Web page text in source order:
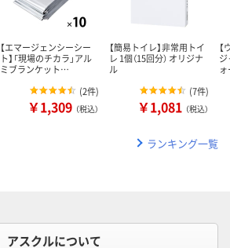
【エマージェンシーシー
ト】「現場のチカラ」アル
ミブランケット…
(2件)
￥1,309 （税込）
【簡易トイレ】非常用トイ
レ 1個（15回分） オリジナ
ル
(7件)
￥1,081 （税込）
ランキング一覧
アスクルについて